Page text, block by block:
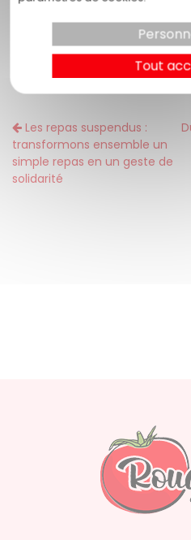
👉 Une nouveauté à découvrir
pour les amateurs de cuisine
traditionnels revisités.
Les repas suspendus :
transformons ensemble un
simple repas en un geste de
solidarité
Tout